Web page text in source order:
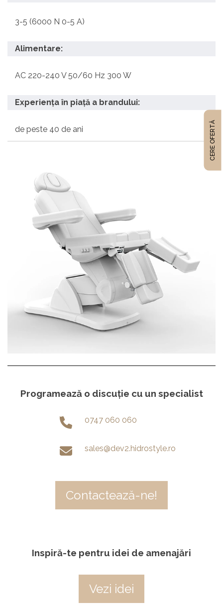
3-5 (6000 N 0-5 A)
Alimentare:
AC 220-240 V 50/60 Hz 300 W
Experiența în piață a brandului:
de peste 40 de ani
Programează o discuție cu un specialist
0747 060 060
sales@dev2.hidrostyle.ro
Contactează-ne!
Inspiră-te pentru idei de amenajări
Vezi idei
CERE OFERTĂ